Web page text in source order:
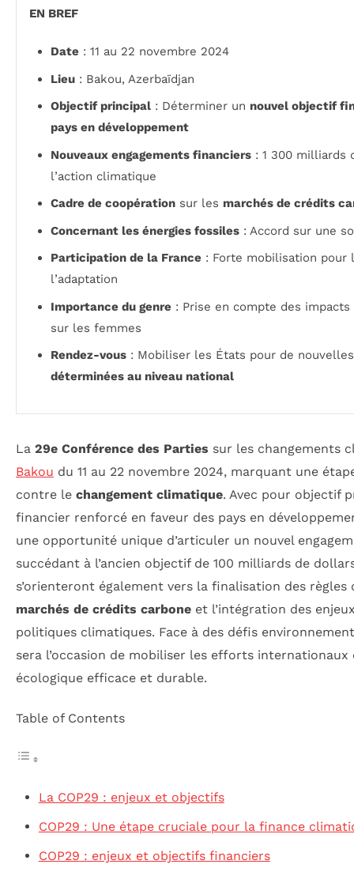
EN BREF
Date : 11 au 22 novembre 2024
Lieu : Bakou, Azerbaïdjan
Objectif principal : Déterminer un nouvel objectif
pays en développement
Nouveaux engagements financiers : 1 300 milliards
l’action climatique
Cadre de coopération sur les marchés de crédits
Concernant les énergies fossiles : Accord sur une
Participation de la France : Forte mobilisation pour
l’adaptation
Importance du genre : Prise en compte des
sur les femmes
Rendez-vous : Mobiliser les États pour de
déterminées au niveau national
La 29e Conférence des Parties sur les changements
Bakou du 11 au 22 novembre 2024, marquant une
contre le changement climatique. Avec pour objectif
financier renforcé en faveur des pays en
une opportunité unique d’articuler un nouvel
succédant à l’ancien objectif de 100 milliards de
s’orienteront également vers la finalisation des
marchés de crédits carbone et l’intégration des
politiques climatiques. Face à des défis
sera l’occasion de mobiliser les efforts internationaux
écologique efficace et durable.
Table of Contents
La COP29 : enjeux et objectifs
COP29 : Une étape cruciale pour la finance
COP29 : enjeux et objectifs financiers